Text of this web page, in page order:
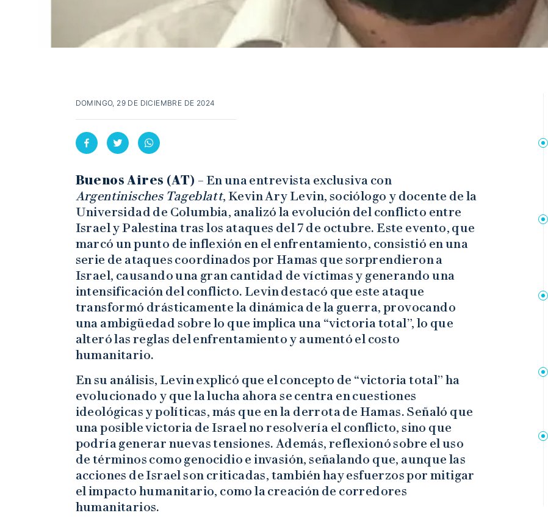
DOMINGO, 29 DE DICIEMBRE DE 2024
Buenos Aires (AT) – En una entrevista exclusiva con
Argentinisches Tageblatt, Kevin Ary Levin, sociólogo y docente de la
Universidad de Columbia, analizó la evolución del conflicto entre
Israel y Palestina tras los ataques del 7 de octubre. Este evento, que
marcó un punto de inflexión en el enfrentamiento, consistió en una
serie de ataques coordinados por Hamas que sorprendieron a
Israel, causando una gran cantidad de víctimas y generando una
intensificación del conflicto. Levin destacó que este ataque
transformó drásticamente la dinámica de la guerra, provocando
una ambigüedad sobre lo que implica una “victoria total”, lo que
alteró las reglas del enfrentamiento y aumentó el costo
humanitario.
En su análisis, Levin explicó que el concepto de “victoria total” ha
evolucionado y que la lucha ahora se centra en cuestiones
ideológicas y políticas, más que en la derrota de Hamas. Señaló que
una posible victoria de Israel no resolvería el conflicto, sino que
podría generar nuevas tensiones. Además, reflexionó sobre el uso
de términos como genocidio e invasión, señalando que, aunque las
acciones de Israel son criticadas, también hay esfuerzos por mitigar
el impacto humanitario, como la creación de corredores
humanitarios.